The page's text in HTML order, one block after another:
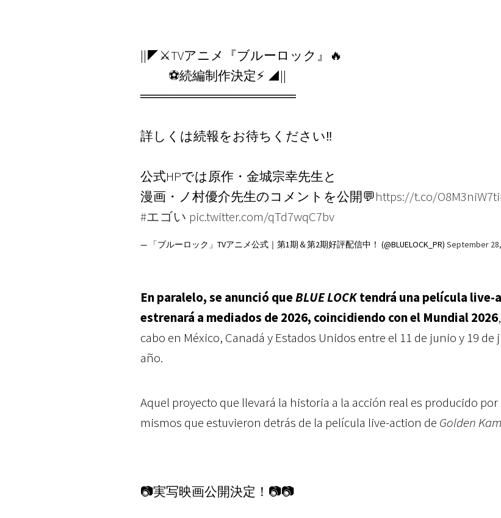
||◤⚔TVアニメ『ブルーロック』🔥
⚽続編制作決定⚡ ◢||
═════════════════
詳しくは続報をお待ちください‼
公式HPでは原作・金城宗幸先生と
漫画・ノ村優介先生のコメントを公開💬https://t.co/O8M3niW7ti
#エゴい pic.twitter.com/qTd7wqC7bv
— 「ブルーロック」TVアニメ公式｜第1期＆第2期好評配信中！ (@BLUELOCK_PR) September
En paralelo, se anunció queBLUE LOCKtendrá una película live-
estrenará a mediados de 2026, coincidiendo con el Mundial 2026
cabo en México, Canadá y Estados Unidos entre el 11 de junio y 19
año.
Aquel proyecto que llevará la historia a la acción real es producido por
mismos que estuvieron detrás de la película live-action de Golden
📷実写映画公開決定！📷️📷